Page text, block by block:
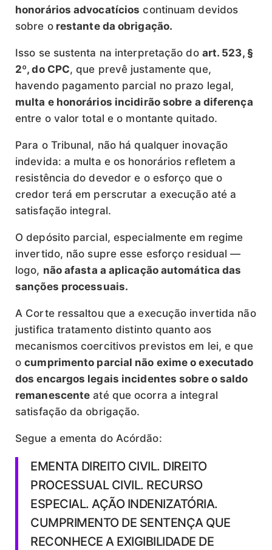
honorários advocatícios continuam devidos
sobre orestante da obrigação.
Isso se sustenta na interpretação do art. 523, §
2º, do CPC, que prevê justamente que,
havendo pagamento parcial no prazo legal,
multa e honorários incidirão sobre a diferença
entre o valor total e o montante quitado.
Para o Tribunal, não há qualquer inovação
indevida: a multa e os honorários refletem a
resistência do devedor e o esforço que o
credor terá em perscrutar a execução até a
satisfação integral.
O depósito parcial, especialmente em regime
invertido, não supre esse esforço residual —
logo, não afasta a aplicação automática das
sanções processuais.
A Corte ressaltou que a execução invertida não
justifica tratamento distinto quanto aos
mecanismos coercitivos previstos em lei, e que
ocumprimento parcial não exime o executado
dos encargos legais incidentes sobre o saldo
remanescente até que ocorra a integral
satisfação da obrigação.
Segue a ementa do Acórdão:
EMENTA DIREITO CIVIL. DIREITO
PROCESSUAL CIVIL. RECURSO
ESPECIAL. AÇÃO INDENIZATÓRIA.
CUMPRIMENTO DE SENTENÇA QUE
RECONHECE A EXIGIBILIDADE DE